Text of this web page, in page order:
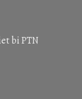
bi PTN